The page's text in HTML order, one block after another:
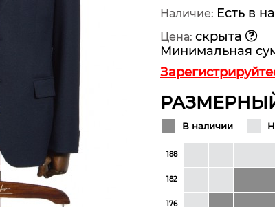
Наличие: Есть в
Цена: скрыта
Минимальная
В наличии
188
182
176